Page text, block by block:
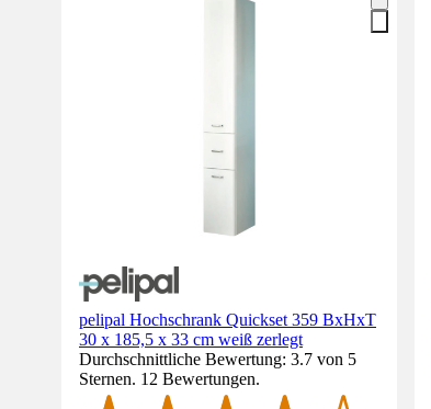
pelipal Hochschrank Quickset 359 BxHxT
30 x 185,5 x 33 cm weiß zerlegt
Durchschnittliche Bewertung: 3.7 von 5
Sternen. 12 Bewertungen.